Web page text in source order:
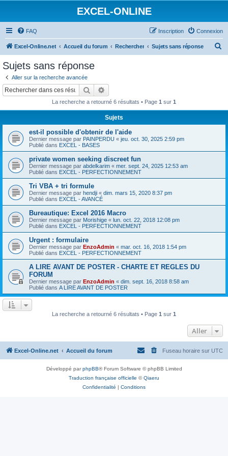
EXCEL-ONLINE
FAQ Connexion
Inscription
Excel-Online.net Accueil du forum Rechercher Sujets sans réponse
Sujets sans réponse
Aller sur la recherche avancée
Rechercher
La recherche a retourné 6 résultats • Page 1 sur 1
Sujets
est-il possible d'obtenir de l'aide
Dernier message par PAINPERDU « jeu. oct. 30, 2025 2:59 pm
Publié dans EXCEL - BASES
private women seeking discreet fun
Dernier message par abdelkarim « mer. sept. 24, 2025 12:53 am
Publié dans EXCEL - PERFECTIONNEMENT
Tri VBA + tri formule
Dernier message par hendji « dim. mars 15, 2020 8:37 pm
Publié dans EXCEL - AVANCÉ
Bureautique: Excel 2016 Macro
Dernier message par Morishige « lun. oct. 22, 2018 12:08 pm
Publié dans EXCEL - PERFECTIONNEMENT
Urgent : formulaire
Dernier message par EnzoAdmin « mar. oct. 16, 2018 1:54 pm
Publié dans EXCEL - PERFECTIONNEMENT
A LIRE AVANT DE POSTER - CHARTE ET REGLES DU
FORUM
Dernier message par EnzoAdmin « dim. sept. 16, 2018 8:58 am
Publié dans A LIRE AVANT DE POSTER
La recherche a retourné 6 résultats • Page 1 sur 1
Aller
Excel-Online.net Accueil du forum Fuseau horaire sur UTC
Développé parphpBB® Forum Software © phpBB Limited
Traduction française officielle ©Qiaeru
Confidentialité | Conditions